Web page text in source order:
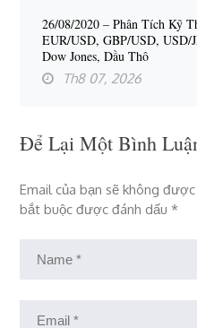
26/08/2020 – Phân Tích Kỹ
EUR/USD, GBP/USD,
Dow Jones, Dầu Thô
Th8 07, 2026
Để Lại Một Bình
Email của bạn sẽ không
bắt buộc được đánh dấu*